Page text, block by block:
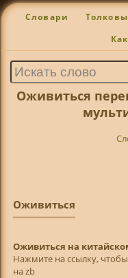
Словари
Оживиться
Оживиться
Оживиться на
Нажмите на ссылку,
на zb